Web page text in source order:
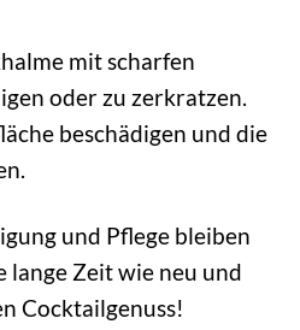
mit scharfen
oder zu zerkratzen.
beschädigen und die
und Pflege bleiben
lange Zeit wie neu und
Cocktailgenuss!